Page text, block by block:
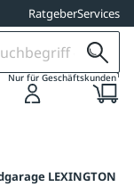
RatgeberServices
Nur für Geschäftskunden1
LEXINGTON